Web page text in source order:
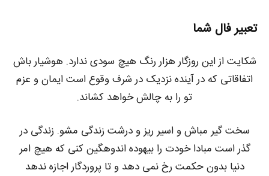
تعبیر فال شما
شکایت از این روزگار هزار رنگ هیچ سودی ندارد. هوشیار باش
اتفاقاتی که در آینده نزدیک در شرف وقوع است ایمان و عزم
تو را به چالش خواهد کشاند.
سخت گیر مباش و اسیر ریز و درشت زندگی مشو. زندگی در
گذر است مبادا خودت را بیهوده اندوهگین کنی که هیچ امر
دنیا بدون حکمت رخ نمی دهد و تا پروردگار اجازه ندهد